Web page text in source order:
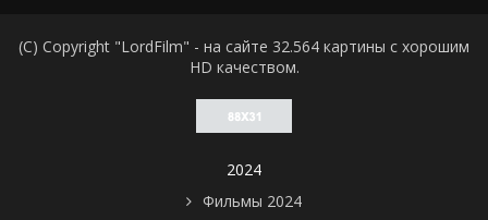
(C) Copyright "LordFilm" - на сайте 32.564 картины с хорошим
HD качеством.
2024
Фильмы 2024